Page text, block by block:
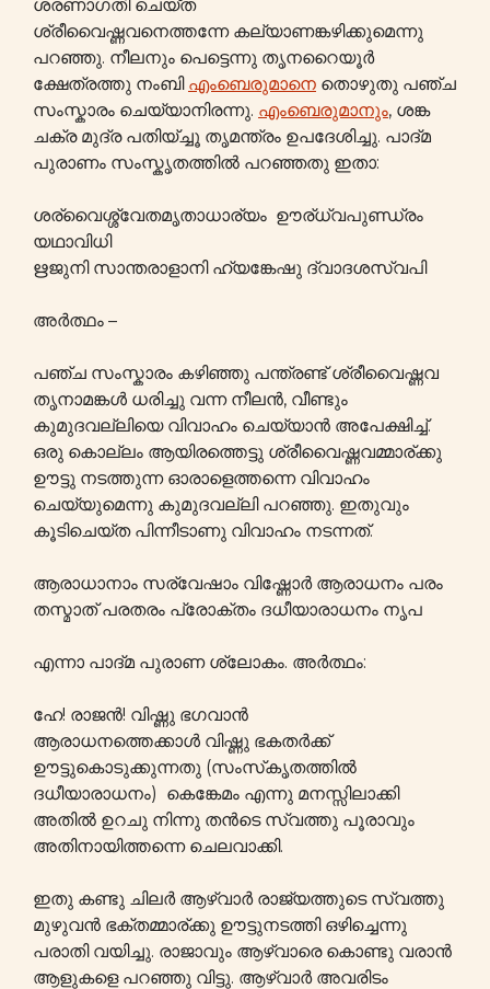
ശരണാഗതി ചെയ്ത
ശ്രീവൈഷ്ണവനെത്തന്നേ കല്യാണങ്കഴിക്കുമെന്നു
പറഞ്ഞു. നീലനും പെട്ടെന്നു തൃനറൈയൂർ
ക്ഷേത്രത്തു നംബി എംബെരുമാനെ തൊഴുതു പഞ്ച
സംസ്കാരം ചെയ്യാനിരന്നു. എംബെരുമാനും, ശങ്ക
ചക്ര മുദ്ര പതിയ്ച്ചൂ തൃമന്ത്രം ഉപദേശിച്ചു. പാദ്മ
പുരാണം സംസ്കൃതത്തിൽ പറഞ്ഞതു ഇതാ:
ശര്വൈശ്ശ്വേതമൃതാധാര്യം ഊര്ധ്വപുണ്ഡ്രം
യഥാവിധി
ഋജുനി സാന്തരാളാനി ഹ്യങ്കേഷു ദ്വാദശസ്വപി
അർത്ഥം –
പഞ്ച സംസ്കാരം കഴിഞ്ഞു പന്ത്രണ്ട് ശ്രീവൈഷ്ണവ
തൃനാമങ്കൾ ധരിച്ചു വന്ന നീലൻ, വീണ്ടും
കുമുദവല്ലിയെ വിവാഹം ചെയ്യാൻ അപേക്ഷിച്ച്.
ഒരു കൊല്ലം ആയിരത്തെട്ടു ശ്രീവൈഷ്ണവമ്മാര്ക്കു
ഊട്ടു നടത്തുന്ന ഓരാളെത്തന്നെ വിവാഹം
ചെയ്യുമെന്നു കുമുദവല്ലി പറഞ്ഞു. ഇതുവും
കൂടിചെയ്ത പിന്നീടാണു വിവാഹം നടന്നത്.
ആരാധാനാം സര്വേഷാം വിഷ്ണോർ ആരാധനം പരം
തസ്മാത് പരതരം പ്രോക്തം ദധീയാരാധനം നൃപ
എന്നാ പാദ്മ പുരാണ ശ്ലോകം. അർത്ഥം:
ഹേ! രാജൻ! വിഷ്ണു ഭഗവാൻ
ആരാധനത്തെക്കാൾ വിഷ്ണു ഭകതർക്ക്
ഊട്ടുകൊടുക്കുന്നതു (സംസ്‌കൃതത്തിൽ
ദധീയാരാധനം) കെങ്കേമം എന്നു മനസ്സിലാക്കി
അതിൽ ഉറചു നിന്നു തൻടെ സ്വത്തു പൂരാവും
അതിനായിത്തന്നെ ചെലവാക്കി.
ഇതു കണ്ടു ചിലർ ആഴ്വാർ രാജ്യത്തുടെ സ്വത്തു
മുഴുവൻ ഭക്തമ്മാര്ക്കു ഊട്ടുനടത്തി ഒഴിച്ചെന്നു
പരാതി വയിച്ചു. രാജാവും ആഴ്വാരെ കൊണ്ടു വരാൻ
ആളുകളെ പറഞ്ഞു വിട്ടു. ആഴ്വാർ അവരിടം